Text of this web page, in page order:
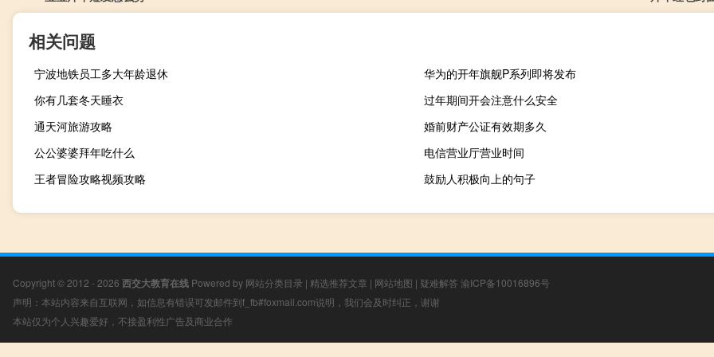
相关问题
宁波地铁员工多大年龄退休
华为的开年旗舰P系列即将发布
你有几套冬天睡衣
过年期间开会注意什么安全
通天河旅游攻略
婚前财产公证有效期多久
公公婆婆拜年吃什么
电信营业厅营业时间
王者冒险攻略视频攻略
鼓励人积极向上的句子
Copyright © 2012 - 2026 西交大教育在线 Powered by 网站分类目录 | 精选推荐文章 | 网站地图 | 疑难解答 渝ICP备10016896号
声明：本站内容来自互联网，如信息有错误可发邮件到f_fb#foxmail.com说明，我们会及时纠正，谢谢
本站仅为个人兴趣爱好，不接盈利性广告及商业合作